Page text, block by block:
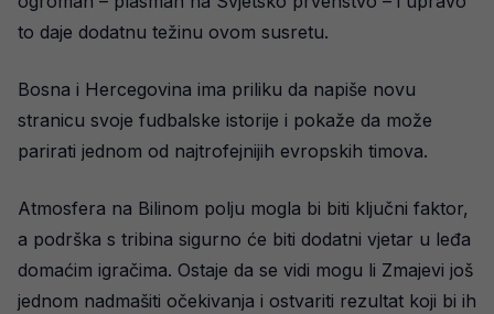
to daje dodatnu težinu ovom susretu.
Bosna i Hercegovina ima priliku da napiše novu
stranicu svoje fudbalske istorije i pokaže da može
parirati jednom od najtrofejnijih evropskih timova.
Atmosfera na Bilinom polju mogla bi biti ključni faktor,
a podrška s tribina sigurno će biti dodatni vjetar u leđa
domaćim igračima. Ostaje da se vidi mogu li Zmajevi još
jednom nadmašiti očekivanja i ostvariti rezultat koji bi ih